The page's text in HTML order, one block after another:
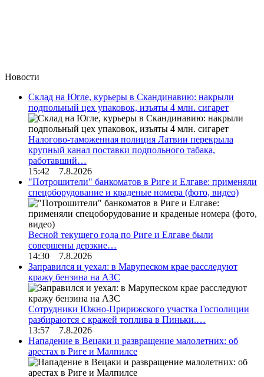
Новости
Склад на Югле, курьеры в Скандинавию: накрыли
подпольный цех упаковок, изъяты 4 млн. сигарет
Налогово-таможенная полиция Латвии перекрыла
крупный канал поставки подпольного табака,
работавший…
15:42 7.8.2026
"Потрошители" банкоматов в Риге и Елгаве: применяли
спецоборудование и краденые номера (фото, видео)
Весной текущего года по Риге и Елгаве были
совершены дерзкие…
14:30 7.8.2026
Заправился и уехал: в Марупеском крае расследуют
кражу бензина на АЗС
Сотрудники Южно-Пририжского участка Госполиции
разбираются с кражей топлива в Пиньки.…
13:57 7.8.2026
Нападение в Вецаки и развращение малолетних: об
арестах в Риге и Малпилсе